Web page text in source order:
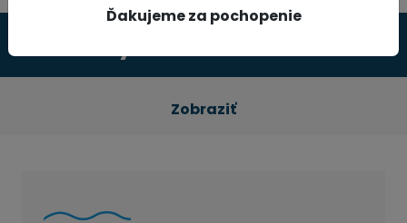
Zobraziť
Ďakujeme za pochopenie